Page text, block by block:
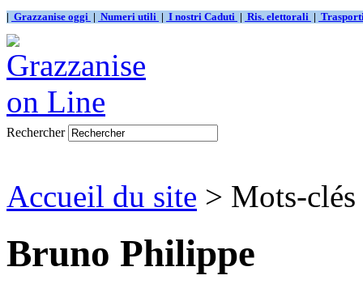
| Grazzanise oggi | Numeri utili | I nostri Caduti | Ris. elettorali |
Rechercher
Accueil du site > Mots-
Bruno Philippe